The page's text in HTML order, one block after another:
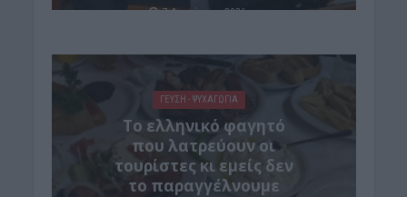
7 Αυγούστου 2026
ΓΕΎΣΗ - ΨΥΧΑΓΩΓΊΑ
Το ελληνικό φαγητό
που λατρεύουν οι
τουρίστες κι εμείς δεν
το παραγγέλνουμε